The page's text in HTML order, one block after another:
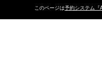
このページは予約システム『